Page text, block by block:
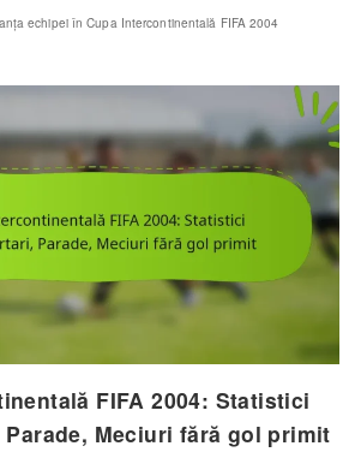
echipei în Cupa Intercontinentală FIFA 2004
FIFA 2004: Statistici
Meciuri fără gol primit